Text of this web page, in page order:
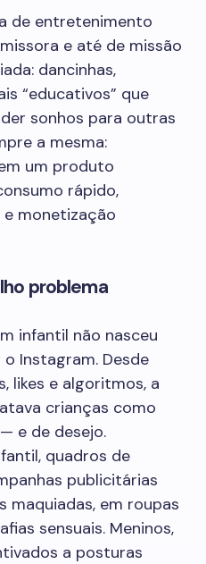
de entretenimento
e até de missão
dancinhas,
“educativos” que
sonhos para outras
a mesma:
um produto
rápido,
monetização
problema
infantil não nasceu
Instagram. Desde
likes e algoritmos, a
crianças como
e de desejo.
quadros de
publicitárias
maquiadas, em roupas
sensuais. Meninos,
a posturas